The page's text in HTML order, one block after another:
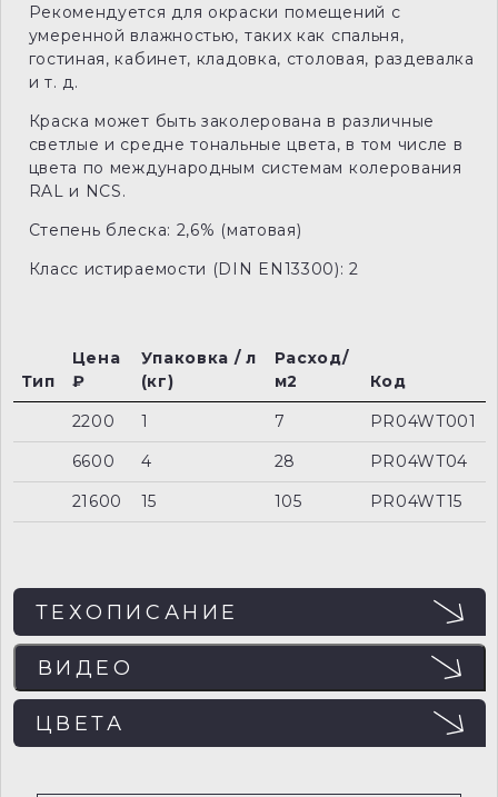
Рекомендуется для окраски помещений с
умеренной влажностью, таких как спальня,
гостиная, кабинет, кладовка, столовая, раздевалка
и т. д.
Краска может быть заколерована в различные
светлые и средне тональные цвета, в том числе в
цвета по международным системам колерования
RAL и NCS.
Степень блеска: 2,6% (матовая)
Класс истираемости (DIN EN13300): 2
Тип
Цена
₽
Упаковка / л
(кг)
Расход/
м2
Код
2200
1 7
PR04WT001
6600
4 28
PR04WT04
21600
15 105 PR04WT15
ТЕХОПИСАНИЕ
ВИДЕО
ЦВЕТА